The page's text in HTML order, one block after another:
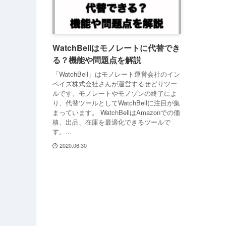
WatchBellはモノレートに代替でき
る？機能や問題点を解説
「WatchBell」はモノレート運営会社のイン
ベイズ株式会社さんが運営するせどりツー
ルです。モノレートやモノゾンの終了によ
り、代替ツールとしてWatchBellに注目が集
まっています。 WatchBellはAmazonでの価
格、出品、在庫を最適化できるツールで
す。...
2020.06.30